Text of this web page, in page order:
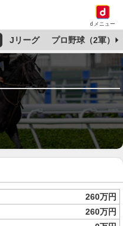
dメニュー
Jリーグ プロ野球（2軍）
260万円
260万円